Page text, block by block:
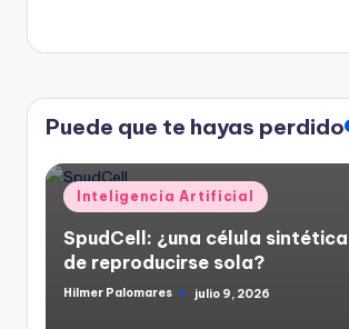
Puede que te hayas perdido
Publicado
en
Inteligencia Artificial
SpudCell: ¿una célula
de reproducirse sola?
Publicado
Hilmer Palomares julio 9, 2026